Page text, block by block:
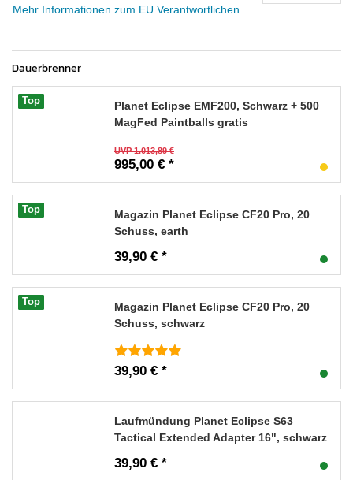
Mehr Informationen zum EU Verantwortlichen
Dauerbrenner
Top
Planet Eclipse EMF200, Schwarz + 500
MagFed Paintballs gratis
UVP 1.013,89 €
995,00 € *
Top
Magazin Planet Eclipse CF20 Pro, 20
Schuss, earth
39,90 € *
Top
Magazin Planet Eclipse CF20 Pro, 20
Schuss, schwarz
39,90 € *
Laufmündung Planet Eclipse S63
Tactical Extended Adapter 16", schwarz
39,90 € *